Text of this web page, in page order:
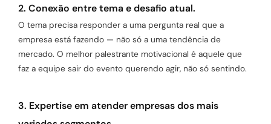
2. Conexão entre tema e desafio atual.
O tema precisa responder a uma pergunta real que a
empresa está fazendo — não só a uma tendência de
mercado. O melhor palestrante motivacional é aquele que
faz a equipe sair do evento querendo agir, não só sentindo.
3. Expertise em atender empresas dos mais